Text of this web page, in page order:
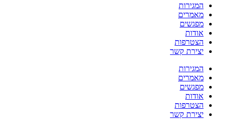
המגירות
מאמרים
מפגשים
אודות
הצטרפות
יצירת קשר
המגירות
מאמרים
מפגשים
אודות
הצטרפות
יצירת קשר